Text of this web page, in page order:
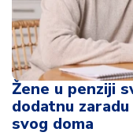
Žene u penziji
dodatnu
svog doma